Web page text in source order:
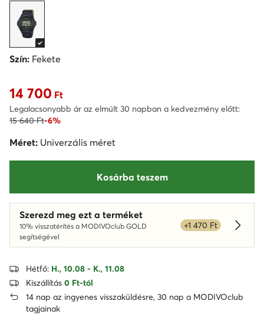
Szín: Fekete
Aktuális ár 14 700 Ft
14 700 Ft
Legalacsonyabb ár az elmúlt 30 napban a kedvezmény előtt:
15 640 Ft-6%
Méret: Univerzális méret
Kosárba teszem
Szerezd meg ezt a terméket
10% visszatérítés a MODIVOclub GOLD
segítségével
+1 470 Ft
Hétfő: H., 10.08 - K., 11.08
Kiszállítás 0 Ft-tól
14 nap az ingyenes visszaküldésre, 30 nap a MODIVOclub
tagjainak